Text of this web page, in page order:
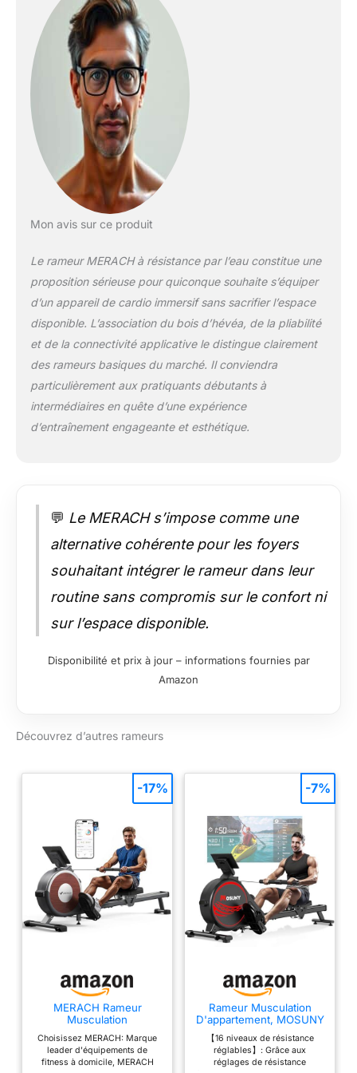
Mon avis sur ce produit
Le rameur MERACH à résistance par l’eau constitue une
proposition sérieuse pour quiconque souhaite s’équiper
d’un appareil de cardio immersif sans sacrifier l’espace
disponible. L’association du bois d’hévéa, de la pliabilité
et de la connectivité applicative le distingue clairement
des rameurs basiques du marché. Il conviendra
particulièrement aux pratiquants débutants à
intermédiaires en quête d’une expérience
d’entraînement engageante et esthétique.
💬 Le MERACH s’impose comme une
alternative cohérente pour les foyers
souhaitant intégrer le rameur dans leur
routine sans compromis sur le confort ni
sur l’espace disponible.
Disponibilité et prix à jour – informations fournies par
Amazon
Découvrez d’autres rameurs
MERACH Rameur
Musculation
Niveaux de Résistance,
Rameur Magnétique
Silencieux avec APP
Choisissez MERACH: Marque
leader d'équipements de
fitness à domicile, MERACH
-17%
Rameur Musculation
D'appartement, MOSUNY
16 Niveaux de Résistance
Rameur Magnétique,
Glissières doubles
améliorées, Ultra
【16 niveaux de résistance
réglables】: Grâce aux
réglages de résistance
-7%